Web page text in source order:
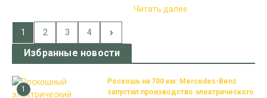
Читать далее
1 2 3 4
Избранные новости
1
Роскошь на 700 км: Mercedes-Benz
запустил производство электрического